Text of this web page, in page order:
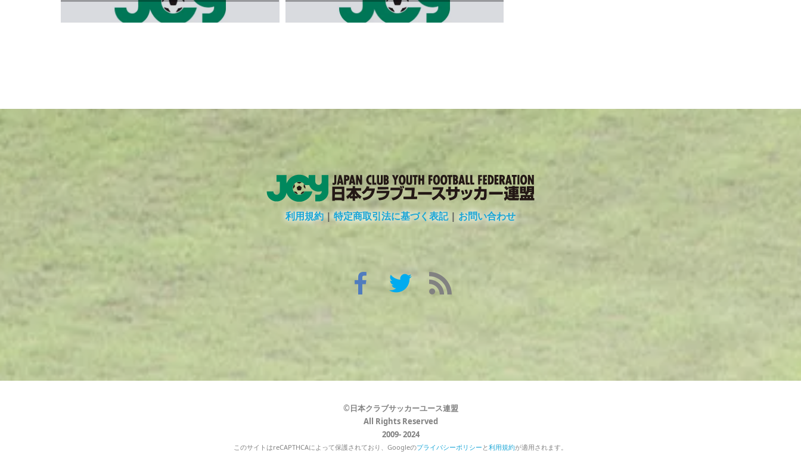
利用規約 |特定商取引法に基づく表記| お問い合わせ
©日本クラブサッカーユース連盟
All Rights Reserved
2009- 2024
このサイトはreCAPTHCAによって保護されており、Googleのプライバシーポリシー と利用規約が適用されます。